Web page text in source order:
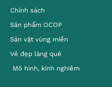
Chính sách
Sản phẩm OCOP
Sản vật vùng miền
Vẻ đẹp làng quê
Mô hình, kinh nghiêm